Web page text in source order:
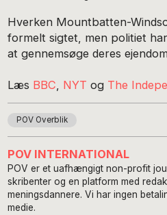
Hverken Mountbatten-
formelt sigtet, men politiet
at gennemsøge deres
Læs BBC, NYT og The
POV Overblik
POV INTERNATIONAL
POV er et uafhængigt non-profit
skribenter og en platform med
meningsdannere. Vi har ingen
medie.